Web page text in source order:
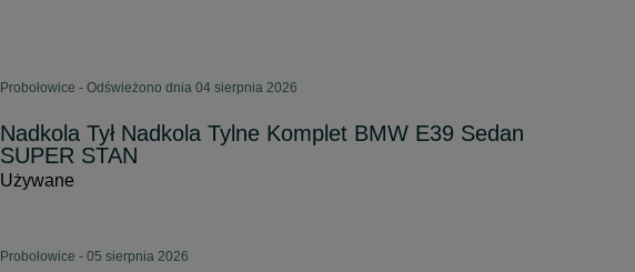
Probołowice - Odświeżono dnia 04 sierpnia 2026
Nadkola Tył Nadkola Tylne Komplet BMW E39 Sedan
SUPER STAN
Używane
Probołowice - 05 sierpnia 2026